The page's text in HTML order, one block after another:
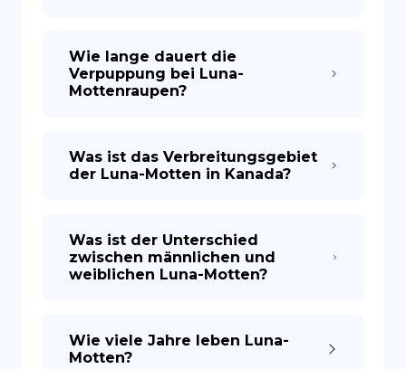
Wie lange dauert die
Verpuppung bei Luna-
Mottenraupen?
Was ist das Verbreitungsgebiet
der Luna-Motten in Kanada?
Was ist der Unterschied
zwischen männlichen und
weiblichen Luna-Motten?
Wie viele Jahre leben Luna-
Motten?